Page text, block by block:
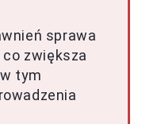
sprawa
zwiększa
tym